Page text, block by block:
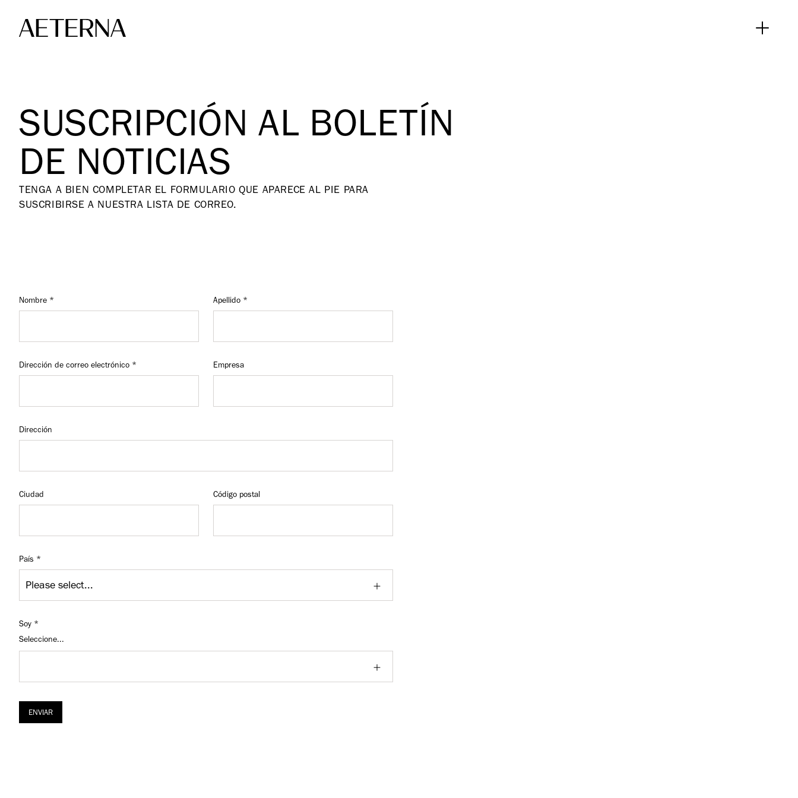
SUSCRIPCIÓN AL BOLETÍN
DE NOTICIAS
TENGA A BIEN COMPLETAR EL FORMULARIO QUE APARECE AL PIE PARA
SUSCRIBIRSE A NUESTRA LISTA DE CORREO.
Nombre Apellido
Dirección de correo electrónico Empresa
Dirección
Ciudad Código postal
País
Soy
Seleccione...
ENVIAR